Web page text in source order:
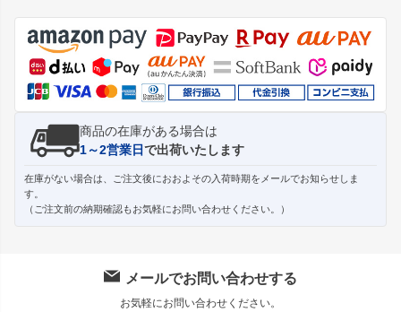
ジト
ップ
へ
商品の在庫がある場合は
1～2営業日で出荷いたします
在庫がない場合は、ご注文後におおよその入荷時期をメールでお知らせしま
す。
（ご注文前の納期確認もお気軽にお問い合わせください。）
メールでお問い合わせする
お気軽にお問い合わせください。